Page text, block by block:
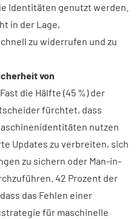
Identitäten genutzt werden.
in der Lage,
zu widerrufen und zu
von
Fast die Hälfte (45 %) der
fürchtet, dass
nutzen
Updates zu verbreiten, sich
zu sichern oder Man-in-
42 Prozent der
das Fehlen einer
für maschinelle